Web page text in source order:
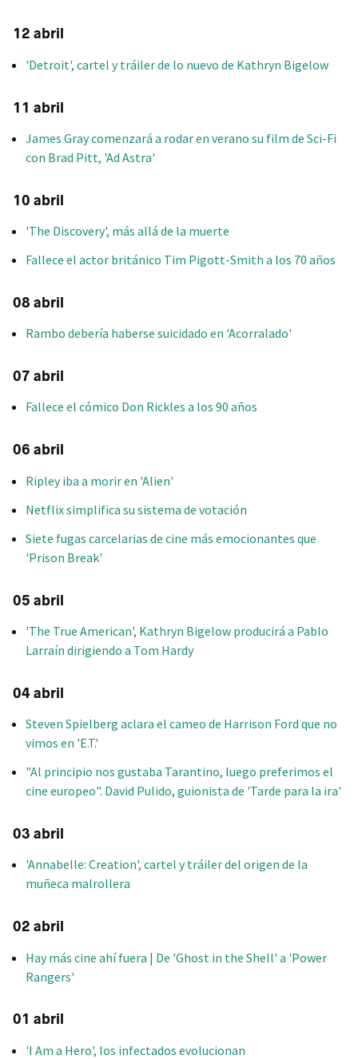
12 abril
'Detroit', cartel y tráiler de lo nuevo de Kathryn Bigelow
11 abril
James Gray comenzará a rodar en verano su film de Sci-Fi
con Brad Pitt, 'Ad Astra'
10 abril
'The Discovery', más allá de la muerte
Fallece el actor británico Tim Pigott-Smith a los 70 años
08 abril
Rambo debería haberse suicidado en 'Acorralado'
07 abril
Fallece el cómico Don Rickles a los 90 años
06 abril
Ripley iba a morir en 'Alien'
Netflix simplifica su sistema de votación
Siete fugas carcelarias de cine más emocionantes que
'Prison Break'
05 abril
'The True American', Kathryn Bigelow producirá a Pablo
Larraín dirigiendo a Tom Hardy
04 abril
Steven Spielberg aclara el cameo de Harrison Ford que no
vimos en 'E.T.'
"Al principio nos gustaba Tarantino, luego preferimos el
cine europeo". David Pulido, guionista de 'Tarde para la ira'
03 abril
'Annabelle: Creation', cartel y tráiler del origen de la
muñeca malrollera
02 abril
Hay más cine ahí fuera | De 'Ghost in the Shell' a 'Power
Rangers'
01 abril
'I Am a Hero', los infectados evolucionan